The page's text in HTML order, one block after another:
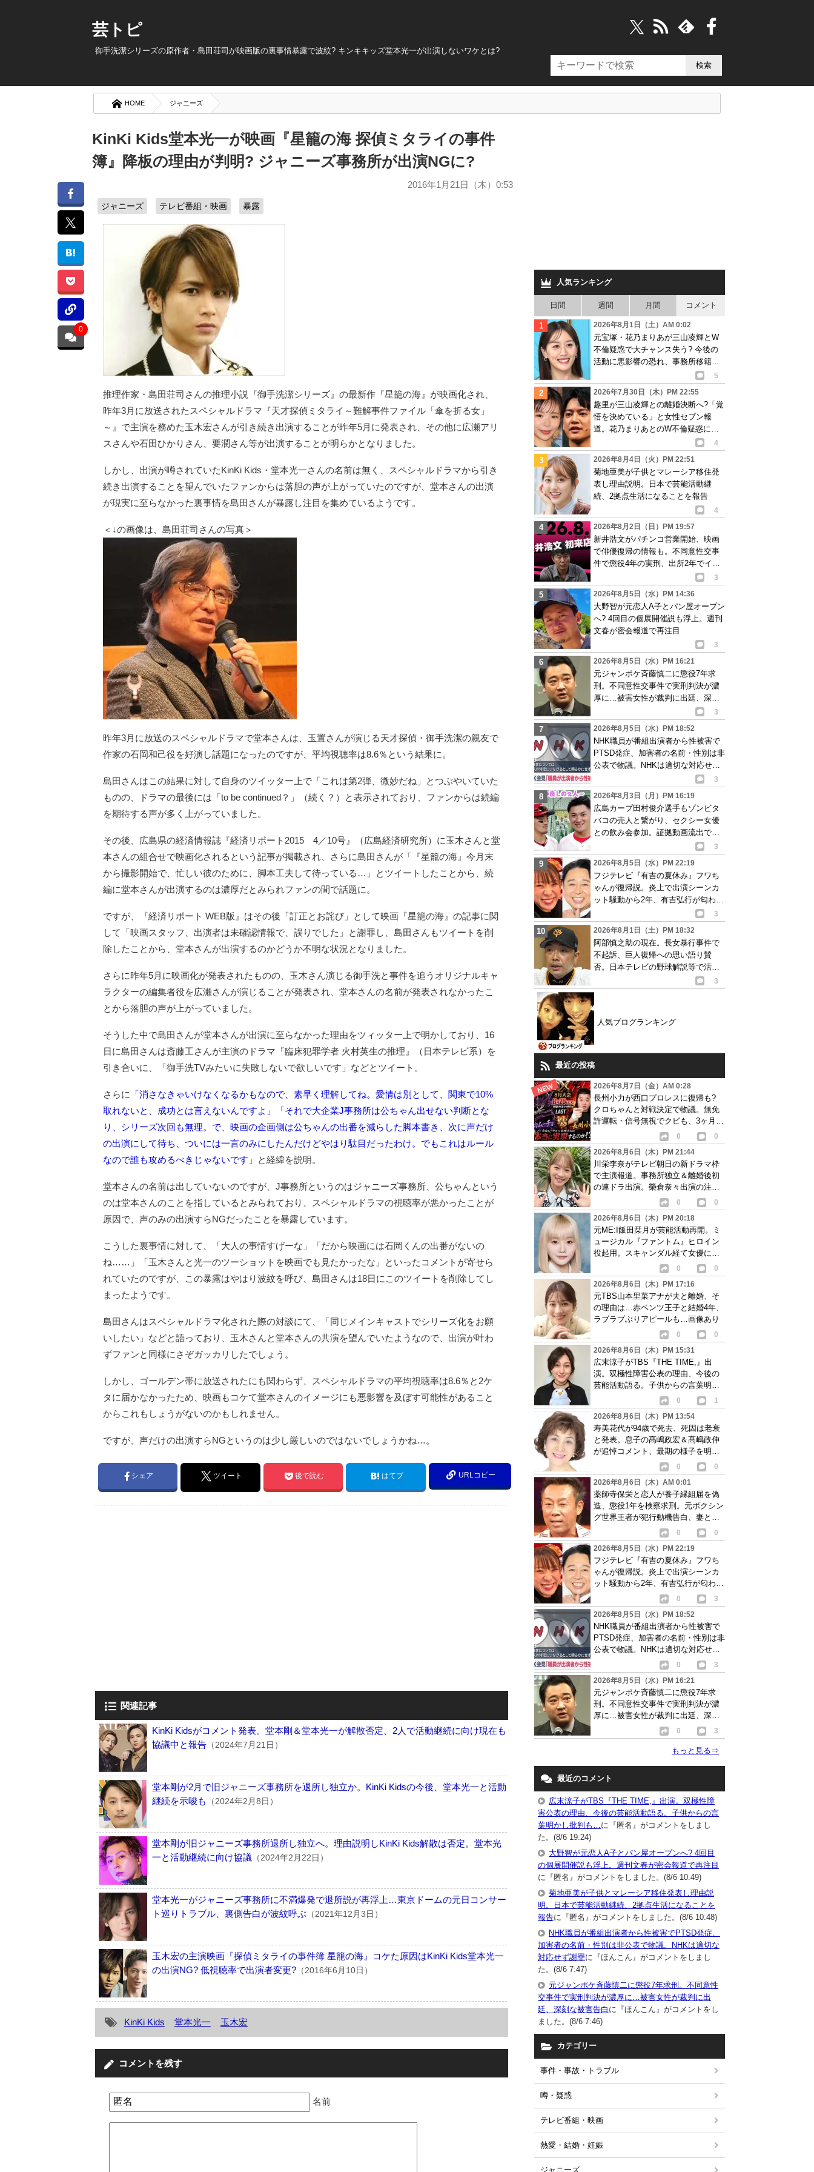
芸トピ
御手洗潔シリーズの原作者・島田荘司が映画版の裏事情暴露で波紋? キンキキッズ堂本光一が出演しないワケとは?
HOME ジャニーズ
KinKi Kids堂本光一が映画『星籠の海 探偵ミタライの事件
簿』降板の理由が判明? ジャニーズ事務所が出演NGに?
2016年1月21日（木）0:53
ジャニーズ テレビ番組・映画 暴露
0
推理作家・島田荘司さんの推理小説『御手洗潔シリーズ』の最新作『星籠の海』が映画化され、
昨年3月に放送されたスペシャルドラマ『天才探偵ミタライ～難解事件ファイル「傘を折る女」
～』で主演を務めた玉木宏さんが引き続き出演することが昨年5月に発表され、その他に広瀬アリ
スさんや石田ひかりさん、要潤さん等が出演することが明らかとなりました。
しかし、出演が噂されていたKinKi Kids・堂本光一さんの名前は無く、スペシャルドラマから引き
続き出演することを望んでいたファンからは落胆の声が上がっていたのですが、堂本さんの出演
が現実に至らなかった裏事情を島田さんが暴露し注目を集めているようです。
＜↓の画像は、島田荘司さんの写真＞
昨年3月に放送のスペシャルドラマで堂本さんは、玉置さんが演じる天才探偵・御手洗潔の親友で
作家の石岡和己役を好演し話題になったのですが、平均視聴率は8.6％という結果に。
島田さんはこの結果に対して自身のツイッター上で「これは第2弾、微妙だね」とつぶやいていた
ものの、ドラマの最後には「to be continued？」（続く？）と表示されており、ファンからは続編
を期待する声が多く上がっていました。
その後、広島県の経済情報誌『経済リポート2015 4／10号』（広島経済研究所）に玉木さんと堂
本さんの組合せで映画化されるという記事が掲載され、さらに島田さんが「『星籠の海』今月末
から撮影開始で、忙しい彼のために、脚本工夫して待っている…」とツイートしたことから、続
編に堂本さんが出演するのは濃厚だとみられファンの間で話題に。
ですが、『経済リポート WEB版』はその後「訂正とお詫び」として映画『星籠の海』の記事に関
して「映画スタッフ、出演者は未確認情報で、誤りでした」と謝罪し、島田さんもツイートを削
除したことから、堂本さんが出演するのかどうか不明な状況となりました。
さらに昨年5月に映画化が発表されたものの、玉木さん演じる御手洗と事件を追うオリジナルキャ
ラクターの編集者役を広瀬さんが演じることが発表され、堂本さんの名前が発表されなかったこ
とから落胆の声が上がっていました。
そうした中で島田さんが堂本さんが出演に至らなかった理由をツィッター上で明かしており、16
日に島田さんは斎藤工さんが主演のドラマ『臨床犯罪学者 火村英生の推理』（日本テレビ系）を
引き合いに、「御手洗TVみたいに失敗しないで欲しいです」などとツイート。
さらに
「消さなきゃいけなくなるかもなので、素早く理解してね。愛情は別として、関東で10%
取れないと、成功とは言えないんですよ」「それで大企業J事務所は公ちゃん出せない判断とな
り、シリーズ次回も無理。で、映画の企画側は公ちゃんの出番を減らした脚本書き、次に声だけ
の出演にして待ち、ついには一言のみにしたんだけどやはり駄目だったわけ。でもこれはルール
なので誰も攻めるべきじゃないです」
と経緯を説明。
堂本さんの名前は出していないのですが、J事務所というのはジャニーズ事務所、公ちゃんという
のは堂本さんのことを指しているとみられており、スペシャルドラマの視聴率が悪かったことが
原因で、声のみの出演すらNGだったことを暴露しています。
こうした裏事情に対して、「大人の事情すげーな」「だから映画には石岡くんの出番がないの
ね……」「玉木さんと光一のツーショットを映画でも見たかったな」といったコメントが寄せら
れていたのですが、この暴露はやはり波紋を呼び、島田さんは18日にこのツイートを削除してし
まったようです。
島田さんはスペシャルドラマ化された際の対談にて、「同じメインキャストでシリーズ化をお願
いしたい」などと語っており、玉木さんと堂本さんの共演を望んでいたようなので、出演が叶わ
ずファンと同様にさぞガッカリしたでしょう。
しかし、ゴールデン帯に放送されたにも関わらず、スペシャルドラマの平均視聴率は8.6％と2ケ
タに届かなかったため、映画もコケて堂本さんのイメージにも悪影響を及ぼす可能性があること
からこれもしょうがないのかもしれません。
ですが、声だけの出演すらNGというのは少し厳しいのではないでしょうかね…。
シェア ツイート 後で読む はてブ URLコピー
関連記事
KinKi Kidsがコメント発表。堂本剛＆堂本光一が解散否定、2人で活動継続に向け現在も
協議中と報告 （2024年7月21日）
堂本剛が2月で旧ジャニーズ事務所を退所し独立か。KinKi Kidsの今後、堂本光一と活動
継続を示唆も
（2024年2月8日）
堂本剛が旧ジャニーズ事務所退所し独立へ。理由説明しKinKi Kids解散は否定。堂本光
一と活動継続に向け協議 （2024年2月22日）
堂本光一がジャニーズ事務所に不満爆発で退所説が再浮上…東京ドームの元日コンサー
ト巡りトラブル、裏側告白が波紋呼ぶ （2021年12月3日）
玉木宏の主演映画『探偵ミタライの事件簿 星籠の海』コケた原因はKinKi Kids堂本光一
の出演NG? 低視聴率で出演者変更? （2016年6月10日）
KinKi Kids 堂本光一 玉木宏
コメントを残す
名前
人気ランキング
日間 週間 月間 コメント
2026年8月1日（土）AM 0:02
元宝塚・花乃まりあが三山凌輝とW
不倫疑惑で大チャンス失う? 今後の
活動に悪影響の恐れ、事務所移籍が
5
2026年7月30日（木）PM 22:55
趣里が三山凌輝との離婚決断へ?「覚
悟を決めている」と女性セブン報
道。花乃まりあとのW不倫疑惑に水
4
2026年8月4日（火）PM 22:51
菊地亜美が子供とマレーシア移住発
表し理由説明。日本で芸能活動継
続、2拠点生活になることを報告
4
2026年8月2日（日）PM 19:57
新井浩文がパチンコ営業開始、映画
で俳優復帰の情報も。不同意性交事
件で懲役4年の実刑、出所2年でイベ
3
2026年8月5日（水）PM 14:36
大野智が元恋人A子とパン屋オープン
へ? 4回目の個展開催説も浮上。週刊
文春が密会報道で再注目
3
2026年8月5日（水）PM 16:21
元ジャンポケ斉藤慎二に懲役7年求
刑。不同意性交事件で実刑判決が濃
厚に…被害女性が裁判に出廷、深刻
3
2026年8月5日（水）PM 18:52
NHK職員が番組出演者から性被害で
PTSD発症、加害者の名前・性別は非
公表で物議。NHKは適切な対応せず
3
2026年8月3日（月）PM 16:19
広島カープ田村俊介選手もゾンビタ
バコの売人と繋がり、セクシー女優
との飲み会参加。証拠動画流出で波
3
2026年8月5日（水）PM 22:19
フジテレビ『有吉の夏休み』フワち
ゃんが復帰説。炎上で出演シーンカ
ット騒動から2年、有吉弘行が匂わせ
3
2026年8月1日（土）PM 18:32
阿部慎之助の現在。長女暴行事件で
不起訴、巨人復帰への思い語り賛
否。日本テレビの野球解説等で活動
3
人気ブログランキング
最近の投稿
2026年8月7日（金）AM 0:28
長州小力が西口プロレスに復帰も?
クロちゃんと対戦決定で物議。無免
許運転・信号無視でクビも、3ヶ月で
0
0
2026年8月6日（木）PM 21:44
川栄李奈がテレビ朝日の新ドラマ枠
で主演報道。事務所独立＆離婚後初
の連ドラ出演。榮倉奈々出演の注目
0
0
2026年8月6日（木）PM 20:18
元ME:I飯田栞月が芸能活動再開。ミ
ュージカル『ファントム』ヒロイン
役起用。スキャンダル経て女優に転
0
0
2026年8月6日（木）PM 17:16
元TBS山本里菜アナが夫と離婚、そ
の理由は…赤ベンツ王子と結婚4年、
ラブラブぶりアピールも…画像あり
0
0
2026年8月6日（木）PM 15:31
広末涼子がTBS『THE TIME,』出
演。双極性障害公表の理由、今後の
芸能活動語る。子供からの言葉明か
0
1
2026年8月6日（木）PM 13:54
寿美花代が94歳で死去、死因は老衰
と発表。息子の髙嶋政宏＆髙嶋政伸
が追悼コメント、最期の様子を明か
0
0
2026年8月6日（木）AM 0:01
薬師寺保栄と恋人が養子縁組届を偽
造、懲役1年を検察求刑。元ボクシン
グ世界王者が犯行動機告白、妻と離
0
0
2026年8月5日（水）PM 22:19
フジテレビ『有吉の夏休み』フワち
ゃんが復帰説。炎上で出演シーンカ
ット騒動から2年、有吉弘行が匂わせ
0
3
2026年8月5日（水）PM 18:52
NHK職員が番組出演者から性被害で
PTSD発症、加害者の名前・性別は非
公表で物議。NHKは適切な対応せず
0
3
2026年8月5日（水）PM 16:21
元ジャンポケ斉藤慎二に懲役7年求
刑。不同意性交事件で実刑判決が濃
厚に…被害女性が裁判に出廷、深刻
0 3
もっと見る⇒
最近のコメント
広末涼子がTBS『THE TIME,』出演。双極性障
害公表の理由、今後の芸能活動語る。子供からの言
葉明かし批判も… に『匿名』がコメントをしまし
た。(8/6 19:24)
大野智が元恋人A子とパン屋オープンへ? 4回目
の個展開催説も浮上。週刊文春が密会報道で再注目
に『匿名』がコメントをしました。(8/6 10:49)
菊地亜美が子供とマレーシア移住発表し理由説
明。日本で芸能活動継続、2拠点生活になることを
報告に『匿名』がコメントをしました。(8/6 10:48)
NHK職員が番組出演者から性被害でPTSD発症、
加害者の名前・性別は非公表で物議。NHKは適切な
対応せず謝罪に『ほんこん』がコメントをしまし
た。(8/6 7:47)
元ジャンポケ斉藤慎二に懲役7年求刑。不同意性
交事件で実刑判決が濃厚に…被害女性が裁判に出
廷、深刻な被害告白 に『ほんこん』がコメントをし
ました。(8/6 7:46)
カテゴリー
事件・事故・トラブル
噂・疑惑
テレビ番組・映画
熱愛・結婚・妊娠
ジャニーズ